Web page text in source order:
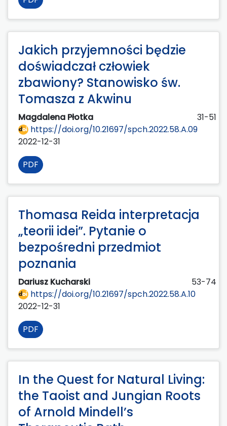
Jakich przyjemności będzie
doświadczał człowiek
zbawiony? Stanowisko św.
Tomasza z Akwinu
Magdalena Płotka
31-51
https://doi.org/10.21697/spch.2022.58.A.09
2022-12-31
PDF
Thomasa Reida interpretacja
„teorii idei”. Pytanie o
bezpośredni przedmiot
poznania
Dariusz Kucharski
53-74
https://doi.org/10.21697/spch.2022.58.A.10
2022-12-31
PDF
In the Quest for Natural Living:
the Taoist and Jungian Roots
of Arnold Mindell’s